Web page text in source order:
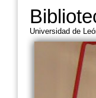
Universidad de